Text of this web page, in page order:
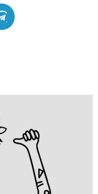
Telegram